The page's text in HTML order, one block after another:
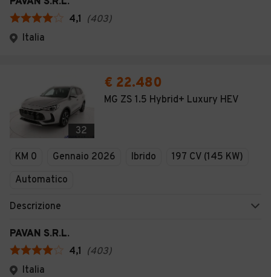
4,1 (403)
Italia
32
€ 22.480
MG ZS 1.5 Hybrid+ Luxury HEV
KM 0 Gennaio 2026 Ibrido
197 CV (145 KW)
Automatico
Descrizione
PAVAN S.R.L.
4,1 (403)
Italia